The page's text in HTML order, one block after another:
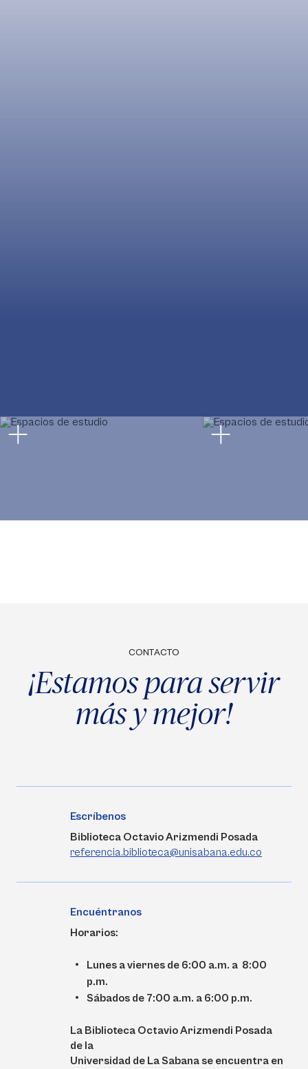
CONTACTO
¡Estamos para servir
más y mejor!
Escríbenos
Biblioteca Octavio Arizmendi Posada
referencia.biblioteca@unisabana.edu.co
Encuéntranos
Horarios:
Lunes a viernes de 6:00 a.m. a 8:00
p.m.
Sábados de 7:00 a.m. a 6:00 p.m.
La Biblioteca Octavio Arizmendi Posada
de la
Universidad de La Sabana se encuentra en